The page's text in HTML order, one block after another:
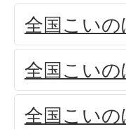
全国こいの
全国こいの
全国こいの